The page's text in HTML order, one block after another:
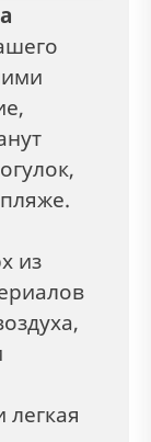
из
легкая